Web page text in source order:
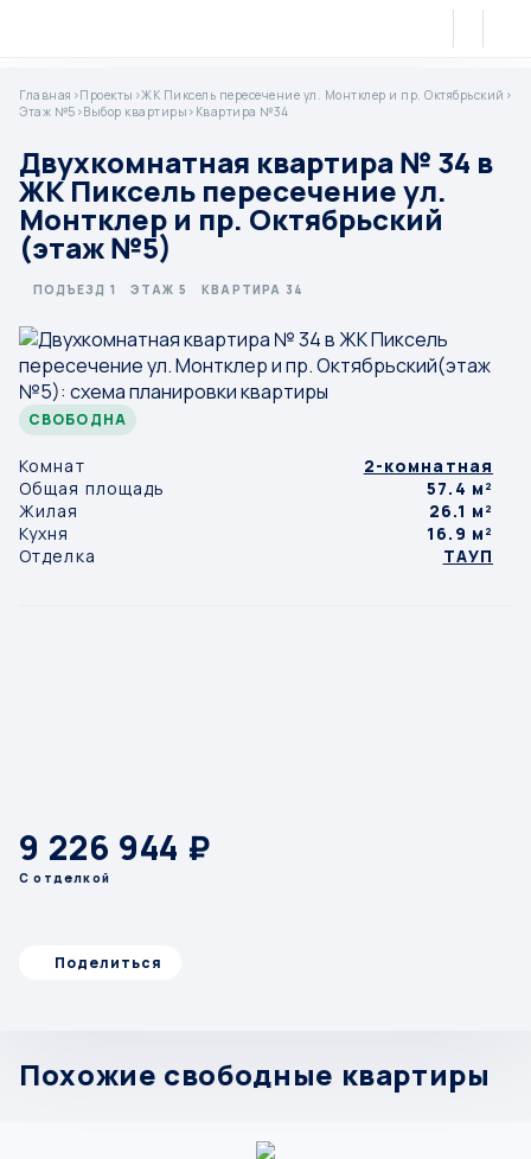
Главная >Проекты >ЖК Пиксель пересечение ул. Монтклер и пр. Октябрьский >
Этаж №5 >Выбор квартиры > Квартира №34
Двухкомнатная квартира № 34 в
ЖК Пиксель пересечение ул.
Монтклер и пр. Октябрьский
(этаж №5)
ПОДЪЕЗД 1 ЭТАЖ 5 КВАРТИРА 34
СВОБОДНА
Комнат
2-комнатная
Общая площадь
57.4 м²
Жилая
26.1 м²
Кухня
16.9 м²
Отделка
ТАУП
9 226 944 ₽
С отделкой
Поделиться
Похожие свободные квартиры